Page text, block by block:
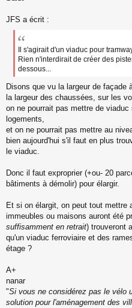
s
u
JFS a écrit :
Il s'agirait d'un viaduc pour
Rien n'interdirait de créer des
dessous...
Disons que vu la largeur de façade
la largeur des chaussées, sur les
on ne pourrait pas mettre de
logements,
et on ne pourrait pas mettre au
bien aujourd'hui s'il faut en plus
le viaduc.
Donc il faut exproprier (+ou- 20
bâtiments à démolir) pour élargir.
Et si on élargit, on peut tout mettre
immeubles ou maisons auront été
suffisamment en retrait) trouveront
qu'un viaduc ferroviaire et des
étage ?
A+
nanar
"Si vous ne considérez pas le vélo
solution pour l'aménagement des